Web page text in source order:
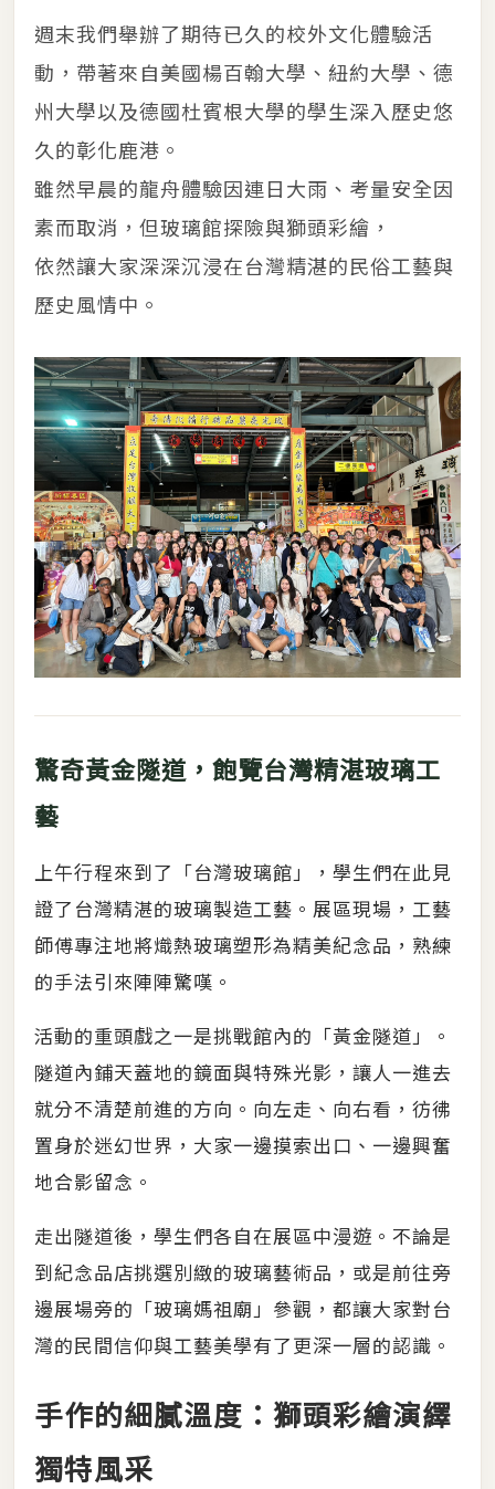
週末我們舉辦了期待已久的校外文化體驗活
動，帶著來自美國楊百翰大學、紐約大學、德
州大學以及德國杜賓根大學的學生深入歷史悠
久的彰化鹿港。
雖然早晨的龍舟體驗因連日大雨、考量安全因
素而取消，但玻璃館探險與獅頭彩繪，
依然讓大家深深沉浸在台灣精湛的民俗工藝與
歷史風情中。
驚奇黃金隧道，飽覽台灣精湛玻璃工
藝
上午行程來到了「台灣玻璃館」，學生們在此見
證了台灣精湛的玻璃製造工藝。展區現場，工藝
師傅專注地將熾熱玻璃塑形為精美紀念品，熟練
的手法引來陣陣驚嘆。
活動的重頭戲之一是挑戰館內的「黃金隧道」。
隧道內鋪天蓋地的鏡面與特殊光影，讓人一進去
就分不清楚前進的方向。向左走、向右看，彷彿
置身於迷幻世界，大家一邊摸索出口、一邊興奮
地合影留念。
走出隧道後，學生們各自在展區中漫遊。不論是
到紀念品店挑選別緻的玻璃藝術品，或是前往旁
邊展場旁的「玻璃媽祖廟」參觀，都讓大家對台
灣的民間信仰與工藝美學有了更深一層的認識。
手作的細膩溫度：獅頭彩繪演繹
獨特風采